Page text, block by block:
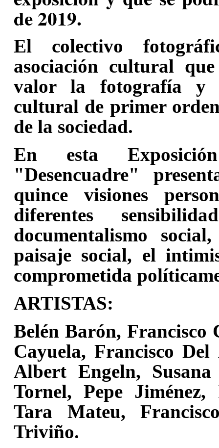
de 2019.
El colectivo
asociación cultural
valor la fotografía y
cultural de primer
de la sociedad.
En esta
"Desencuadre"
quince visiones
diferentes
documentalismo
paisaje social, el
comprometida
ARTISTAS:
Belén Barón, Francisco
Cayuela, Francisco
Albert Engeln,
Tornel, Pepe
Tara Mateu,
Triviño.